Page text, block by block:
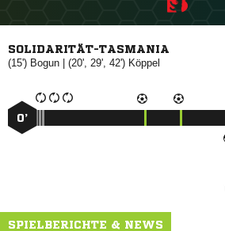
SOLIDARITÄT-TASMANIA
(15')  | (20', 29', 42') 
0’
SPIELBERICHTE & NEWS